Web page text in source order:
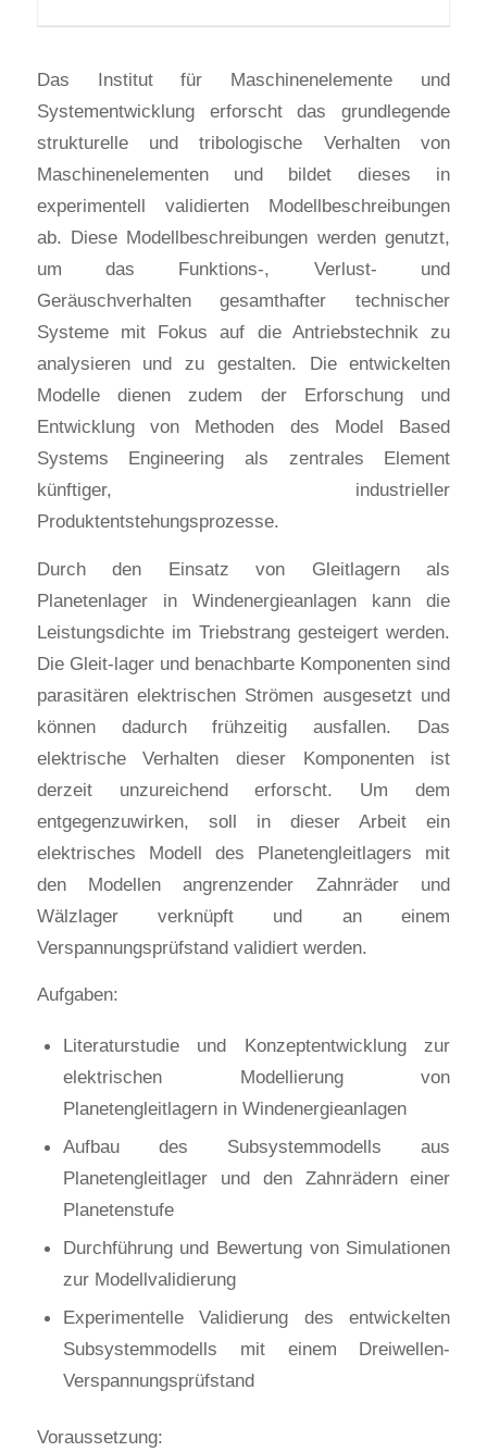
Das Institut für Maschinenelemente und
Systementwicklung erforscht das grundlegende
strukturelle und tribologische Verhalten von
Maschinenelementen und bildet dieses in
experimentell validierten Modellbeschreibungen
ab. Diese Modellbeschreibungen werden genutzt,
um das Funktions-, Verlust- und
Geräuschverhalten gesamthafter technischer
Systeme mit Fokus auf die Antriebstechnik zu
analysieren und zu gestalten. Die entwickelten
Modelle dienen zudem der Erforschung und
Entwicklung von Methoden des Model Based
Systems Engineering als zentrales Element
künftiger, industrieller
Produktentstehungsprozesse.
Durch den Einsatz von Gleitlagern als
Planetenlager in Windenergieanlagen kann die
Leistungsdichte im Triebstrang gesteigert werden.
Die Gleit-lager und benachbarte Komponenten sind
parasitären elektrischen Strömen ausgesetzt und
können dadurch frühzeitig ausfallen. Das
elektrische Verhalten dieser Komponenten ist
derzeit unzureichend erforscht. Um dem
entgegenzuwirken, soll in dieser Arbeit ein
elektrisches Modell des Planetengleitlagers mit
den Modellen angrenzender Zahnräder und
Wälzlager verknüpft und an einem
Verspannungsprüfstand validiert werden.
Aufgaben:
Literaturstudie und Konzeptentwicklung zur
elektrischen Modellierung von
Planetengleitlagern in Windenergieanlagen
Aufbau des Subsystemmodells aus
Planetengleitlager und den Zahnrädern einer
Planetenstufe
Durchführung und Bewertung von Simulationen
zur Modellvalidierung
Experimentelle Validierung des entwickelten
Subsystemmodells mit einem Dreiwellen-
Verspannungsprüfstand
Voraussetzung: